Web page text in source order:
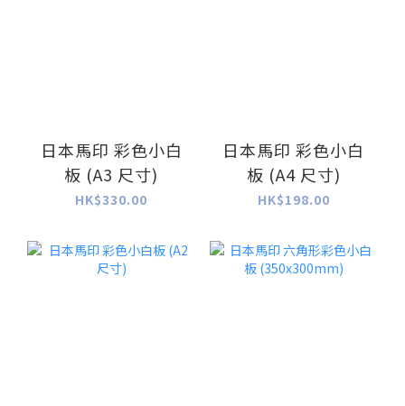
日本馬印 彩色小白
板 (A3 尺寸)
HK$330.00
日本馬印 彩色小白
板 (A4 尺寸)
HK$198.00